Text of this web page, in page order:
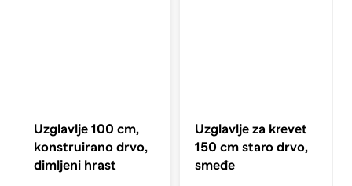
Uzglavlje 100 cm,
konstruirano drvo,
dimljeni hrast
Uzglavlje za krevet
150 cm staro drvo,
smeđe